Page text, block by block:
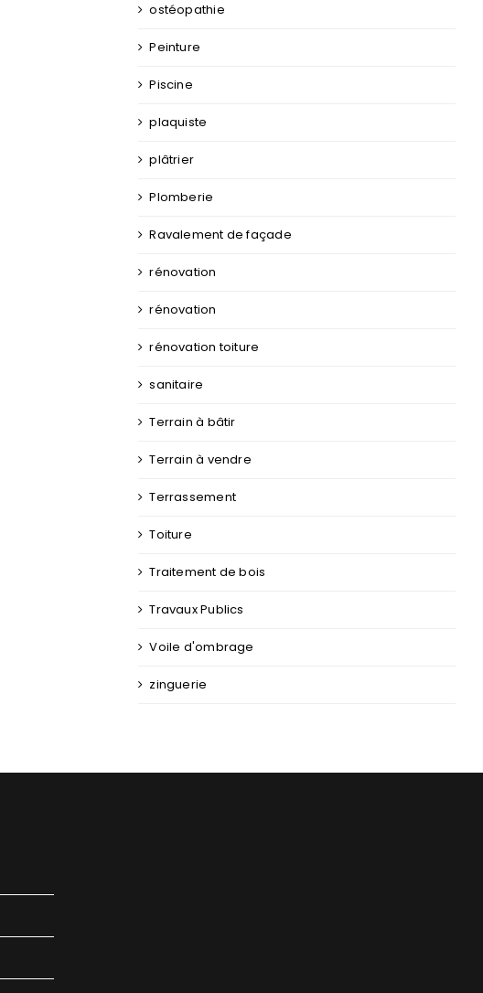
ostéopathie
Peinture
Piscine
plaquiste
plâtrier
Plomberie
Ravalement de façade
rénovation
rénovation
rénovation toiture
sanitaire
Terrain à bâtir
Terrain à vendre
Terrassement
Toiture
Traitement de bois
Travaux Publics
Voile d'ombrage
zinguerie